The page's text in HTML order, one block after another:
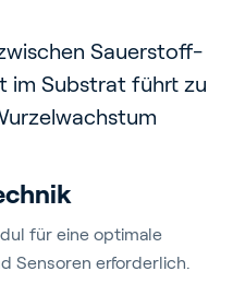
Sauerstoff-
im Substrat führt zu
durch einen
Düngemitteleinsatz
das
für verschiedene
des Substrats
für eine optimale
Sensoren erforderlich.